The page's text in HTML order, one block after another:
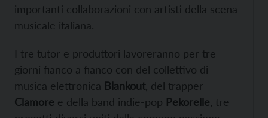
importanti collaborazioni con artisti della scena
musicale italiana.
I tre tutor e produttori lavoreranno per tre
giorni fianco a fianco con del collettivo di
musica elettronica Blankout, del trapper
Clamore e della band indie-pop Pekorelle , tre